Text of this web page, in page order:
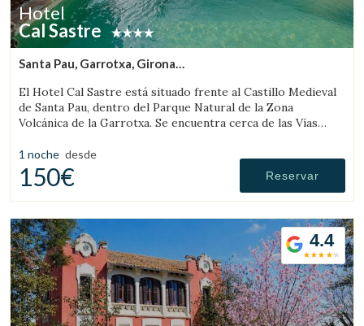
Hotel
Cal Sastre
Santa Pau, Garrotxa, Girona
El Hotel Cal Sastre está situado frente al Castillo Medieval
de Santa Pau, dentro del Parque Natural de la Zona
Volcánica de la Garrotxa. Se encuentra cerca de las Vías
1 noche desde
150€ Reservar
4.4